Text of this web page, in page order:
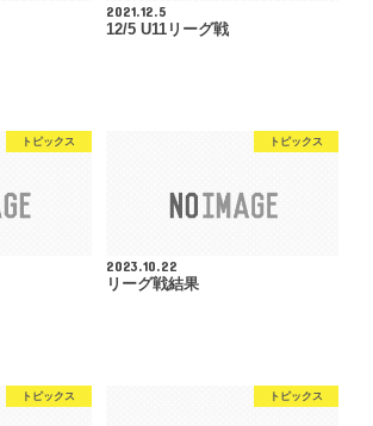
2021.12.5
12/5 U11リーグ戦
トピックス トピックス
2023.10.22
リーグ戦結果
トピックス トピックス